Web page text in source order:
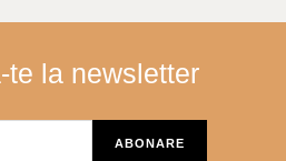
te la newsletter